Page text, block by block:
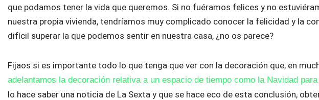
que podamos tener la vida que queremos. Si no fuéramos felices y no
nuestra propia vivienda, tendríamos muy complicado conocer la felicidad y la
difícil superar la que podemos sentir en nuestra casa, ¿no os parece?
Fijaos si es importante todo lo que tenga que ver con la decoración que, en
adelantamos la decoración relativa a un espacio de tiempo como la Navidad
lo hace saber una noticia de La Sexta y que se hace eco de esta conclusión,